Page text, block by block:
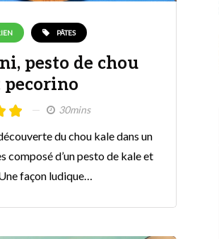
PÂTES
pesto de chou
pecorino
30mins
du chou kale dans un
composé d’un pesto de kale et
façon ludique…